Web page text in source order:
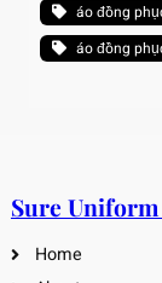
áo đồng
áo đồng
Sure
Home